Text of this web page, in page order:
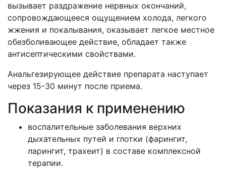
вызывает раздражение нервных окончаний,
сопровождающееся ощущением холода, легкого
жжения и покалывания, оказывает легкое местное
обезболивающее действие, обладает также
антисептическими свойствами.
Анальгезирующее действие препарата наступает
через 15-30 минут после приема.
Показания к применению
воспалительные заболевания верхних
дыхательных путей и глотки (фарингит,
ларингит, трахеит) в составе комплексной
терапии.